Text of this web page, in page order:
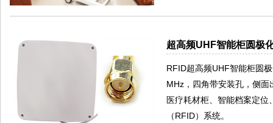
超高频UHF智能柜圆极
RFID超高频UHF智能柜圆
MHz，四角带安装孔，侧
医疗耗材柜、智能档案定
（RFID）系统。